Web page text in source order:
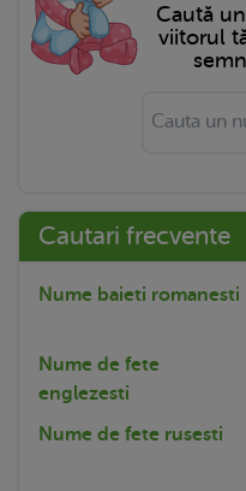
Caută
viitorul
Cautari frecvente
Nume baieti romanesti
Nume de fete
englezesti
Nume de fete rusesti